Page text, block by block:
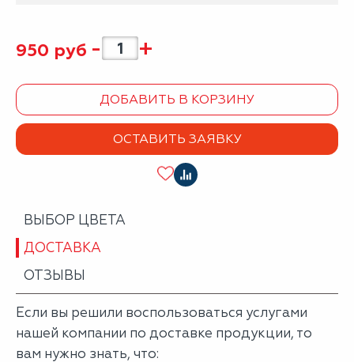
950 руб - +
ДОБАВИТЬ В КОРЗИНУ
ОСТАВИТЬ ЗАЯВКУ
ВЫБОР ЦВЕТА
ДОСТАВКА
ОТЗЫВЫ
Если вы решили воспользоваться услугами
нашей компании по доставке продукции, то
вам нужно знать, что: